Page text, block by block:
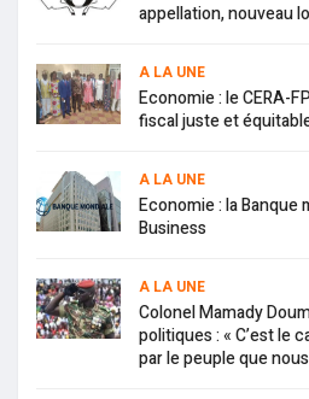
appellation, nouveau
A LA UNE
Economie : le CERA-
fiscal juste et
A LA UNE
Economie : la Banque
Business
A LA UNE
Colonel Mamady
politiques : « C’est le
par le peuple que